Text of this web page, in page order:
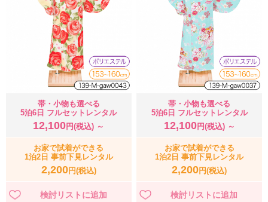
帯・小物も選べる
5泊6日 フルセットレンタル
12,100円(税込) ～
お家で試着ができる
1泊2日 事前下見レンタル
2,200円(税込)
帯・小物も選べる
5泊6日 フルセットレンタル
12,100円(税込) ～
お家で試着ができる
1泊2日 事前下見レンタル
2,200円(税込)